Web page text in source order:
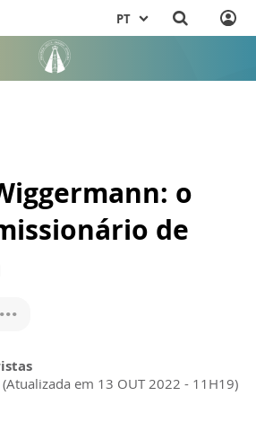
PT
o
de
em 13 OUT 2022 - 11H19)